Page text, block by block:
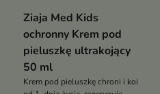
Ziaja Med Kids
ochronny Krem pod
pieluszkę ultrakojący
50 ml
Krem pod pieluszkę chroni i koi